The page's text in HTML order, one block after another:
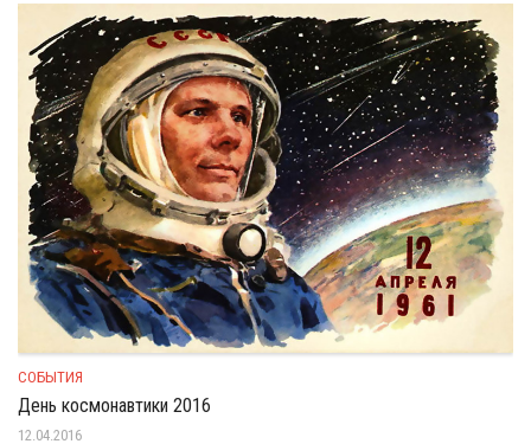
СОБЫТИЯ
День космонавтики 2016
12.04.2016